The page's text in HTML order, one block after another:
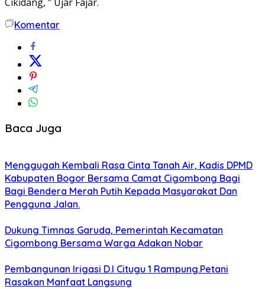
Komentar
Baca Juga
Menggugah Kembali Rasa Cinta Tanah Air, Kadis DPMD
Kabupaten Bogor Bersama Camat Cigombong Bagi
Bagi Bendera Merah Putih Kepada Masyarakat Dan
Pengguna Jalan.
Dukung Timnas Garuda, Pemerintah Kecamatan
Cigombong Bersama Warga Adakan Nobar
Pembangunan Irigasi D.I Citugu 1 Rampung.Petani
Rasakan Manfaat Langsung